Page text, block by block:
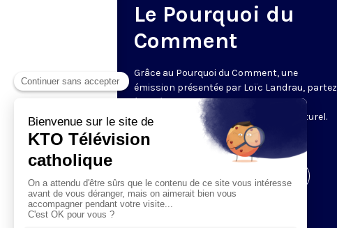
Le Pourquoi du
Comment
Grâce au Pourquoi du Comment, une
émission présentée par Loïc Landrau, partez
à la découverte de l’origine de tous ces
éléments de notre environnement culturel.
Le vendredi soir à 21h30 ; 5 minutes.